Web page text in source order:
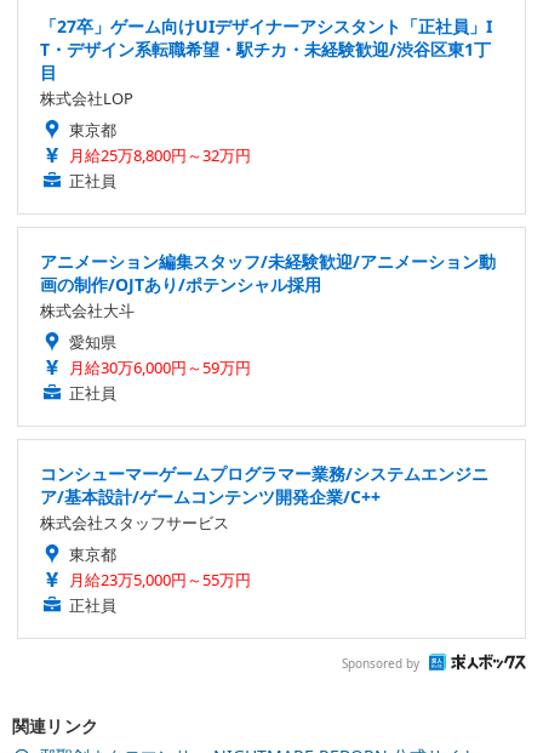
「27卒」ゲーム向けUIデザイナーアシスタント「正社員」I
T・デザイン系転職希望・駅チカ・未経験歓迎/渋谷区東1丁
目
株式会社LOP
東京都
月給25万8,800円～32万円
正社員
アニメーション編集スタッフ/未経験歓迎/アニメーション動
画の制作/OJTあり/ポテンシャル採用
株式会社大斗
愛知県
月給30万6,000円～59万円
正社員
コンシューマーゲームプログラマー業務/システムエンジニ
ア/基本設計/ゲームコンテンツ開発企業/C++
株式会社スタッフサービス
東京都
月給23万5,000円～55万円
正社員
Sponsored by
関連リンク